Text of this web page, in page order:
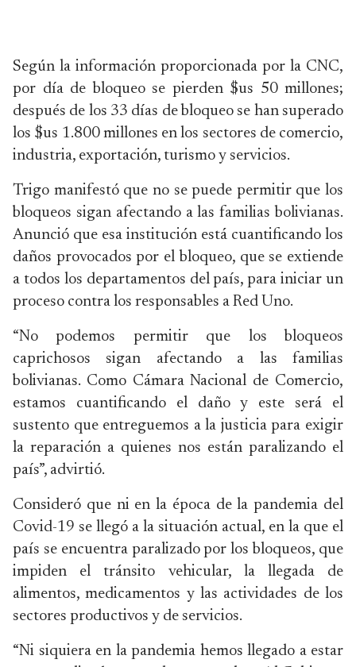
Según la información proporcionada por la CNC,
por día de bloqueo se pierden $us 50 millones;
después de los 33 días de bloqueo se han superado
los $us 1.800 millones en los sectores de comercio,
industria, exportación, turismo y servicios.
Trigo manifestó que no se puede permitir que los
bloqueos sigan afectando a las familias bolivianas.
Anunció que esa institución está cuantificando los
daños provocados por el bloqueo, que se extiende
a todos los departamentos del país, para iniciar un
proceso contra los responsables a Red Uno.
“No podemos permitir que los bloqueos
caprichosos sigan afectando a las familias
bolivianas. Como Cámara Nacional de Comercio,
estamos cuantificando el daño y este será el
sustento que entreguemos a la justicia para exigir
la reparación a quienes nos están paralizando el
país”, advirtió.
Consideró que ni en la época de la pandemia del
Covid-19 se llegó a la situación actual, en la que el
país se encuentra paralizado por los bloqueos, que
impiden el tránsito vehicular, la llegada de
alimentos, medicamentos y las actividades de los
sectores productivos y de servicios.
“Ni siquiera en la pandemia hemos llegado a estar